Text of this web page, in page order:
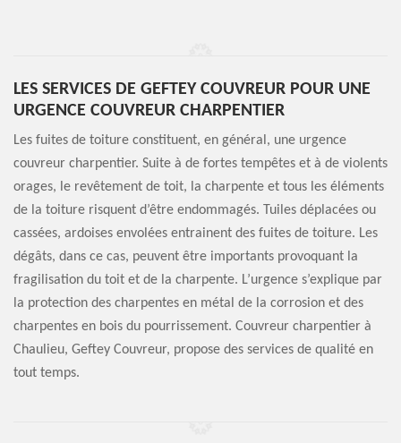
LES SERVICES DE GEFTEY COUVREUR POUR UNE
URGENCE COUVREUR CHARPENTIER
Les fuites de toiture constituent, en général, une urgence
couvreur charpentier. Suite à de fortes tempêtes et à de violents
orages, le revêtement de toit, la charpente et tous les éléments
de la toiture risquent d’être endommagés. Tuiles déplacées ou
cassées, ardoises envolées entrainent des fuites de toiture. Les
dégâts, dans ce cas, peuvent être importants provoquant la
fragilisation du toit et de la charpente. L’urgence s’explique par
la protection des charpentes en métal de la corrosion et des
charpentes en bois du pourrissement. Couvreur charpentier à
Chaulieu, Geftey Couvreur, propose des services de qualité en
tout temps.